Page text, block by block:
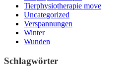
Tierphysiotherapie move
Uncategorized
Verspannungen
Winter
Wunden
Schlagwörter